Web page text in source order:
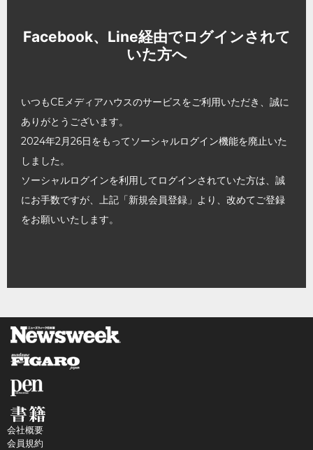
Facebook、Line経由でログインされて
いた方へ
いつもCEメディアハウスのサービスをご利用いただき、誠に
ありがとうございます。
2024年2月26日をもってソーシャルログイン機能を廃止いた
しました。
ソーシャルログインを利用してログインされていた方は、誠
にお手数ですが、上記「新規会員登録」より、改めてご登録
をお願いいたします。
会社概要
会員規約